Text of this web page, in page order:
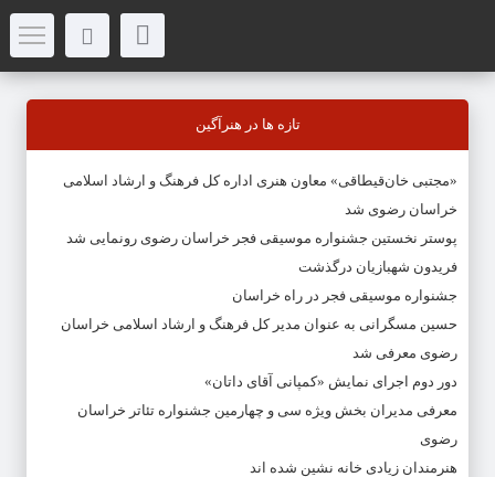
تازه ها در هنرآگین
«مجتبی خان‌قیطاقی» معاون هنری اداره کل فرهنگ و ارشاد اسلامی
خراسان رضوی شد
پوستر نخستین جشنواره موسیقی فجر خراسان رضوی رونمایی شد
فریدون شهبازیان درگذشت
جشنواره موسیقی فجر در راه خراسان
حسین مسگرانی به عنوان مدیر کل فرهنگ و ارشاد اسلامی خراسان
رضوی معرفی شد
دور دوم اجرای نمایش «کمپانی آقای داتان»
معرفی مدیران بخش ویژه سی و چهارمین جشنواره تئاتر خراسان
رضوی
هنرمندان زیادی خانه نشین شده اند